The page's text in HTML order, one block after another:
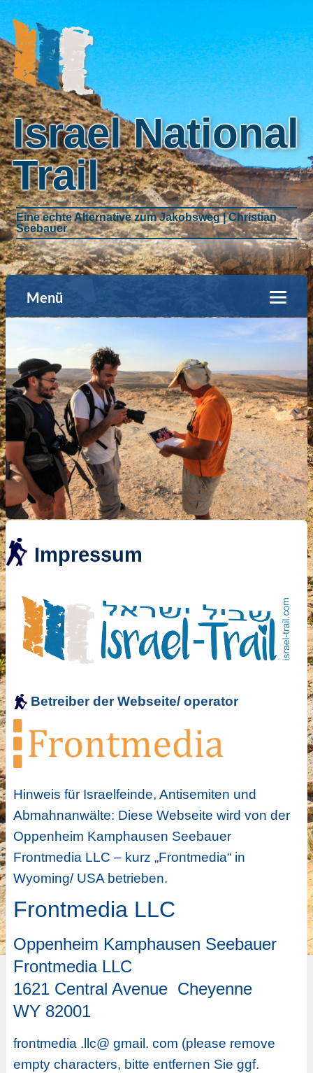
Israel National
Trail
Eine echte Alternative zum Jakobsweg | Christian
Seebauer
Menü
Impressum
Betreiber der Webseite/ operator
Hinweis für Israelfeinde, Antisemiten und
Abmahnanwälte: Diese Webseite wird von der
Oppenheim Kamphausen Seebauer
Frontmedia LLC – kurz „Frontmedia“ in
Wyoming/ USA betrieben.
Frontmedia LLC
Oppenheim Kamphausen Seebauer
Frontmedia LLC
1621 Central Avenue Cheyenne
WY 82001
frontmedia .llc@ gmail. com (please remove
empty characters, bitte entfernen Sie ggf.